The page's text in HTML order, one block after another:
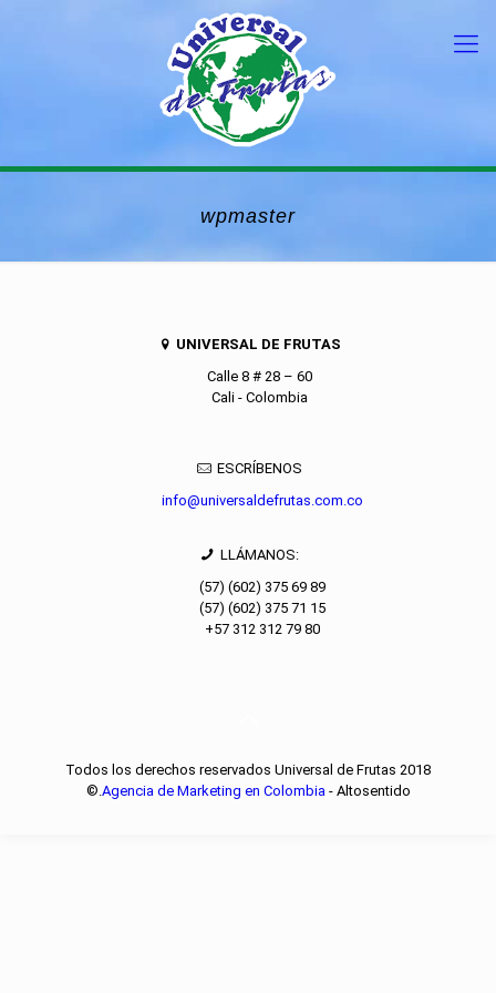
wpmaster
UNIVERSAL DE FRUTAS
Calle 8 # 28 – 60
Cali - Colombia
ESCRÍBENOS
info@universaldefrutas.com.co
LLÁMANOS:
(57) (602) 375 69 89
(57) (602) 375 71 15
+57 312 312 79 80
Todos los derechos reservados Universal de Frutas 2018
©.Agencia de Marketing en Colombia- Altosentido